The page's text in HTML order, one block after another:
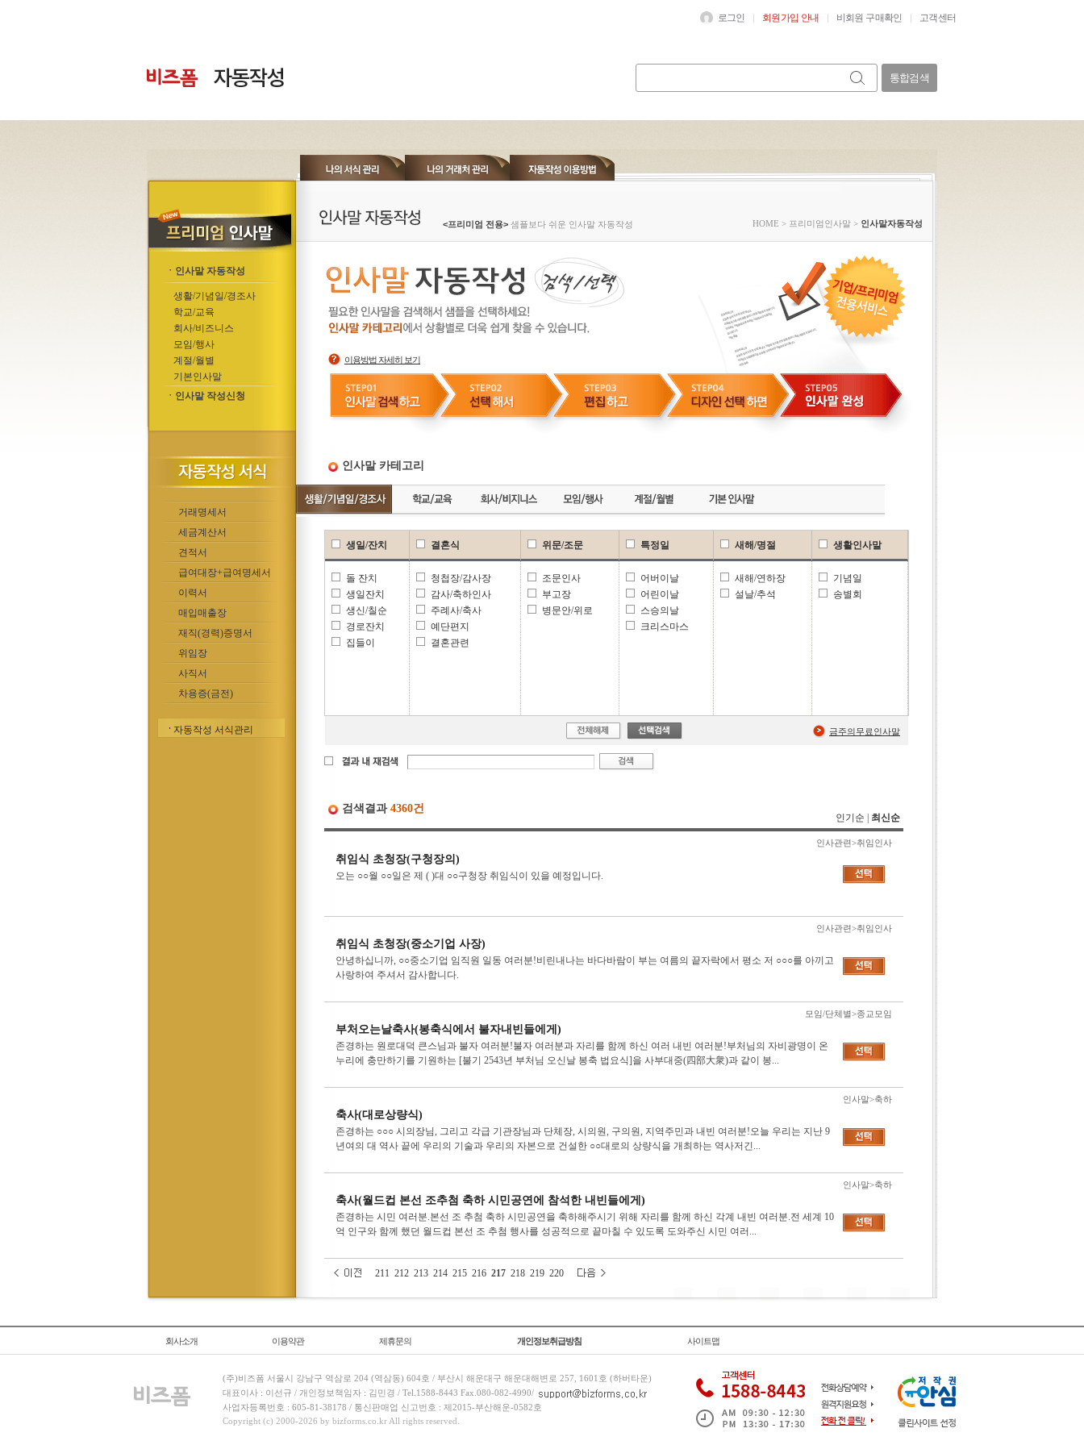
로그인 회원가입 안내 비회원 구매확인 고객센터
통합검색
ㆍ인사말 자동작성
생활/기념일/경조사
학교/교육
회사/비즈니스
모임/행사
계절/월별
기본인사말
ㆍ인사말 작성신청
거래명세서
세금계산서
견적서
급여대장+급여명세서
이력서
매입매출장
재직(경력)증명서
위임장
사직서
차용증(금전)
자동작성 서식관리
<프리미엄 전용> 샘플보다 쉬운 인사말 자동작성 HOME > 프리미엄인사말 > 인사말자동작성
이용방법 자세히 보기
인사말 카테고리
생일/잔치
돌 잔치
생일잔치
생신/칠순
경로잔치
집들이
결혼식
청첩장/감사장
감사/축하인사
주례사/축사
예단편지
결혼관련
위문/조문
조문인사
부고장
병문안/위로
특정일
어버이날
어린이날
스승의날
크리스마스
새해/명절
새해/연하장
설날/추석
생활인사말
기념일
송별회
금주의무료인사말
검색결과 4360건
인기순 최신순
인사관련>취임인사
취임식 초청장(구청장의)
오는 ○○월 ○○일은 제 ( )대 ○○구청장 취임식이 있을 예정입니다.
인사관련>취임인사
취임식 초청장(중소기업 사장)
안녕하십니까, ○○중소기업 임직원 일동 여러분!비린내나는 바다바람이 부는 여름의 끝자락에서 평소 저 ○○○를 아끼고
사랑하여 주셔서 감사합니다.
모임/단체별>종교모임
부처오는날축사(봉축식에서 불자내빈들에게)
존경하는 원로대덕 큰스님과 불자 여러분!불자 여러분과 자리를 함께 하신 여러 내빈 여러분!부처님의 자비광명이 온
누리에 충만하기를 기원하는 [불기 2543년 부처님 오신날 봉축 법요식]을 사부대중(四部大衆)과 같이 봉...
인사말>축하
축사(대로상량식)
존경하는 ○○○ 시의장님, 그리고 각급 기관장님과 단체장, 시의원, 구의원, 지역주민과 내빈 여러분!오늘 우리는 지난 9
년여의 대 역사 끝에 우리의 기술과 우리의 자본으로 건설한 ○○대로의 상량식을 개최하는 역사저긴...
인사말>축하
축사(월드컵 본선 조추첨 축하 시민공연에 참석한 내빈들에게)
존경하는 시민 여러분.본선 조 추첨 축하 시민공연을 축하해주시기 위해 자리를 함께 하신 각계 내빈 여러분.전 세계 10
억 인구와 함께 했던 월드컵 본선 조 추첨 행사를 성공적으로 끝마칠 수 있도록 도와주신 시민 여러...
211 212 213 214 215 216 217 218 219 220
회사소개 이용약관 제휴문의 개인정보취급방침 사이트맵
(주)비즈폼 서울시 강남구 역삼로 204 (역삼동) 604호 / 부산시 해운대구 해운대해변로 257, 1601호 (하버타운)
대표이사 : 이선규 / 개인정보책임자 : 김민경 / Tel.1588-8443 Fax.080-082-4990/
사업자등록번호 : 605-81-38178 / 통신판매업 신고번호 : 제2015-부산해운-0582호
Copyright (c) 2000-2026 by bizforms.co.kr All rights reserved.